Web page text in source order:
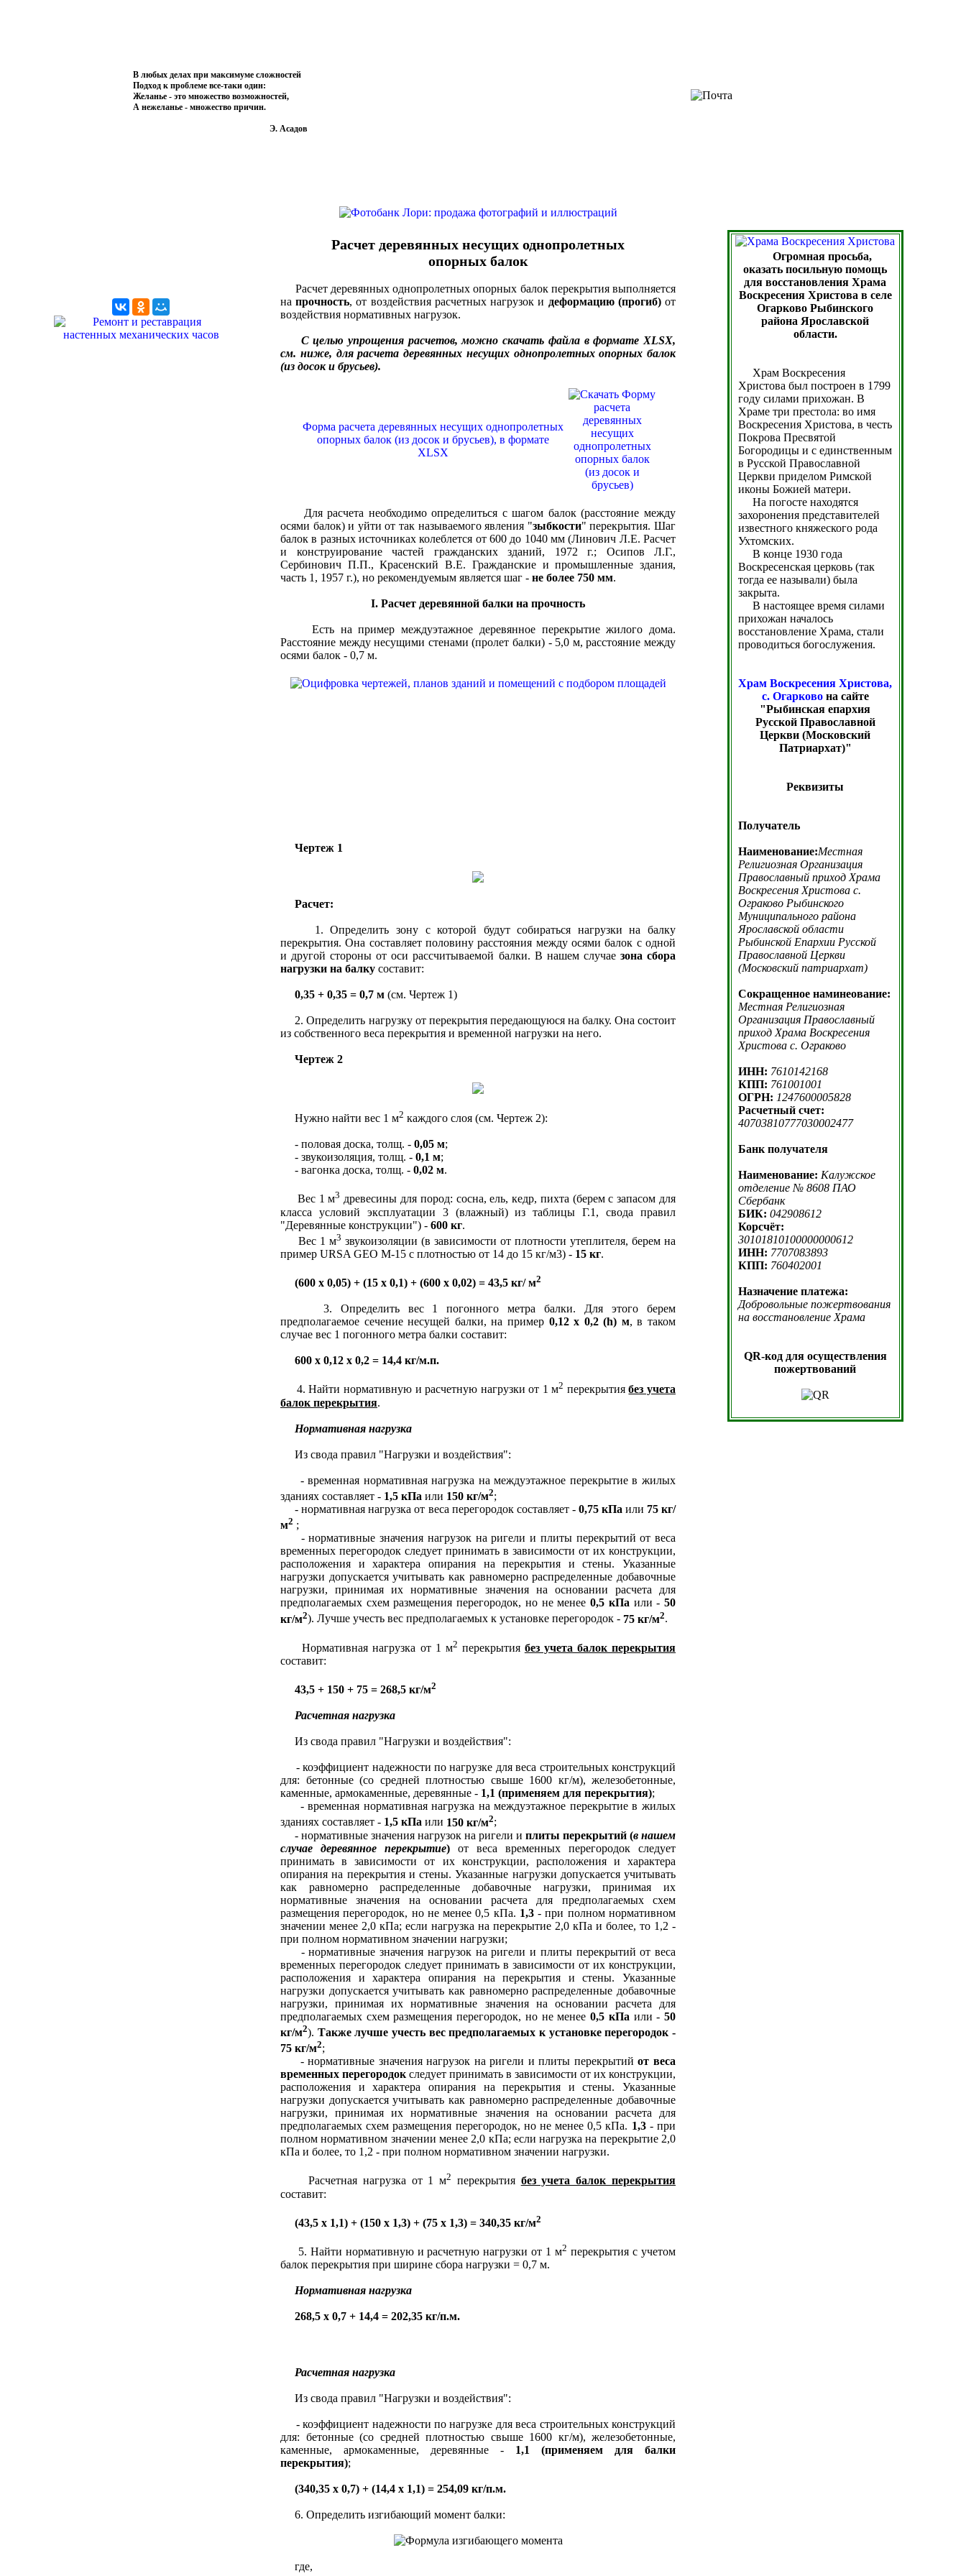
В любых делах при максимуме сложностей
Подход к проблеме все-таки один:
Желанье - это множество возможностей,
А нежеланье - множество причин.
Э. Асадов
Расчет деревянных несущих однопролетных
опорных балок
Расчет деревянных однопролетных опорных балок перекрытия выполняется
напрочность, от воздействия расчетных нагрузок и деформацию (прогиб)от
воздействия нормативных нагрузок.
С целью упрощения расчетов, можно скачать файла в формате XLSX,
см. ниже, для расчета деревянных несущих однопролетных опорных балок
(из досок и брусьев).
Форма расчета деревянных несущих однопролетных
опорных балок (из досок и брусьев), в формате
XLSX
Для расчета необходимо определиться с шагом балок (расстояние между
осями балок) и уйти от так называемого явления "зыбкости" перекрытия. Шаг
балок в разных источниках колеблется от 600 до 1040 мм (Линович Л.Е. Расчет
и конструирование частей гражданских зданий, 1972 г.; Осипов Л.Г.,
Сербинович П.П., Красенский В.Е. Гражданские и промышленные здания,
часть 1, 1957 г.), но рекомендуемым является шаг - не более 750 мм.
I. Расчет деревянной балки на прочность
Есть на пример междуэтажное деревянное перекрытие жилого дома.
Расстояние между несущими стенами (пролет балки) - 5,0 м, расстояние между
осями балок - 0,7 м.
Чертеж 1
Расчет:
1. Определить зону с которой будут собираться нагрузки на балку
перекрытия. Она составляет половину расстояния между осями балок с одной
и другой стороны от оси рассчитываемой балки. В нашем случае зона сбора
нагрузки на балку составит:
0,35 + 0,35 = 0,7 м (см. Чертеж 1)
2. Определить нагрузку от перекрытия передающуюся на балку. Она состоит
из собственного веса перекрытия и временной нагрузки на него.
Чертеж 2
Нужно найти вес 1 м2 каждого слоя (см. Чертеж 2):
- половая доска, толщ. - 0,05 м;
- звукоизоляция, толщ. - 0,1 м;
- вагонка доска, толщ. - 0,02 м.
Вес 1 м3 древесины для пород: сосна, ель, кедр, пихта (берем с запасом для
класса условий эксплуатации 3 (влажный) из таблицы Г.1, свода правил
"Деревянные конструкции") - 600 кг.
Вес 1 м3 звукоизоляции (в зависимости от плотности утеплителя, берем на
пример URSA GEO M-15 с плотностью от 14 до 15 кг/м3) - 15 кг.
(600 х 0,05) + (15 х 0,1) + (600 х 0,02) = 43,5 кг/ м2
3. Определить вес 1 погонного метра балки. Для этого берем
предполагаемое сечение несущей балки, на пример 0,12 х 0,2 (h) м, в таком
случае вес 1 погонного метра балки составит:
600 х 0,12 х 0,2 = 14,4 кг/м.п.
4. Найти нормативную и расчетную нагрузки от 1 м2 перекрытиябез учета
балок перекрытия.
Нормативная нагрузка
Из свода правил "Нагрузки и воздействия":
- временная нормативная нагрузка на междуэтажное перекрытие в жилых
зданиях составляет - 1,5 кПа или 150 кг/м2;
- нормативная нагрузка от веса перегородок составляет - 0,75 кПа или 75 кг/
м2 ;
- нормативные значения нагрузок на ригели и плиты перекрытий от веса
временных перегородок следует принимать в зависимости от их конструкции,
расположения и характера опирания на перекрытия и стены. Указанные
нагрузки допускается учитывать как равномерно распределенные добавочные
нагрузки, принимая их нормативные значения на основании расчета для
предполагаемых схем размещения перегородок, но не менее0,5 кПа или -50
кг/м2). Лучше учесть вес предполагаемых к установке перегородок - 75 кг/м2.
Нормативная нагрузка от 1 м2 перекрытия без учета балок перекрытия
составит:
43,5 + 150 + 75 = 268,5 кг/м2
Расчетная нагрузка
Из свода правил "Нагрузки и воздействия":
- коэффициент надежности по нагрузке для веса строительных конструкций
для: бетонные (со средней плотностью свыше 1600 кг/м), железобетонные,
каменные, армокаменные, деревянные - 1,1 (применяем для перекрытия);
- временная нормативная нагрузка на междуэтажное перекрытие в жилых
зданиях составляет - 1,5 кПа или 150 кг/м2;
- нормативные значения нагрузок на ригели и плиты перекрытий (в нашем
случае деревянное перекрытие) от веса временных перегородок следует
принимать в зависимости от их конструкции, расположения и характера
опирания на перекрытия и стены. Указанные нагрузки допускается учитывать
как равномерно распределенные добавочные нагрузки, принимая их
нормативные значения на основании расчета для предполагаемых схем
размещения перегородок, но не менее 0,5 кПа. 1,3- при полном нормативном
значении менее 2,0 кПа; если нагрузка на перекрытие 2,0 кПа и более, то 1,2 -
при полном нормативном значении нагрузки;
- нормативные значения нагрузок на ригели и плиты перекрытий от веса
временных перегородок следует принимать в зависимости от их конструкции,
расположения и характера опирания на перекрытия и стены. Указанные
нагрузки допускается учитывать как равномерно распределенные добавочные
нагрузки, принимая их нормативные значения на основании расчета для
предполагаемых схем размещения перегородок, но не менее0,5 кПа или -50
кг/м2). Также лучше учесть вес предполагаемых к установке перегородок -
75 кг/м2;
- нормативные значения нагрузок на ригели и плиты перекрытийот веса
временных перегородок следует принимать в зависимости от их конструкции,
расположения и характера опирания на перекрытия и стены. Указанные
нагрузки допускается учитывать как равномерно распределенные добавочные
нагрузки, принимая их нормативные значения на основании расчета для
предполагаемых схем размещения перегородок, но не менее 0,5 кПа. 1,3- при
полном нормативном значении менее 2,0 кПа; если нагрузка на перекрытие 2,0
кПа и более, то 1,2 - при полном нормативном значении нагрузки.
Расчетная нагрузка от 1 м2 перекрытия без учета балок перекрытия
составит:
(43,5 х 1,1) + (150 х 1,3) + (75 х 1,3) = 340,35 кг/м2
5. Найти нормативную и расчетную нагрузки от 1 м2 перекрытия с учетом
балок перекрытия при ширине сбора нагрузки = 0,7 м.
Нормативная нагрузка
268,5 х 0,7 + 14,4 = 202,35 кг/п.м.
Расчетная нагрузка
Из свода правил "Нагрузки и воздействия":
- коэффициент надежности по нагрузке для веса строительных конструкций
для: бетонные (со средней плотностью свыше 1600 кг/м), железобетонные,
каменные, армокаменные, деревянные - 1,1 (применяем для балки
перекрытия);
(340,35 х 0,7) + (14,4 х 1,1) = 254,09 кг/п.м.
6. Определить изгибающий момент балки:
где,
Огромная просьба,
оказать посильную помощь
для восстановления Храма
Воскресения Христова в селе
Огарково Рыбинского
района Ярославской
области.
Храм Воскресения
Христова был построен в 1799
году силами прихожан. В
Храме три престола: во имя
Воскресения Христова, в честь
Покрова Пресвятой
Богородицы и с единственным
в Русской Православной
Церкви приделом Римской
иконы Божией матери.
На погосте находятся
захоронения представителей
известного княжеского рода
Ухтомских.
В конце 1930 года
Воскресенская церковь (так
тогда ее называли) была
закрыта.
В настоящее время силами
прихожан началось
восстановление Храма, стали
проводиться богослужения.
Храм Воскресения Христова,
с. Огарково на сайте
"Рыбинская епархия
Русской Православной
Церкви (Московский
Патриархат)"
Реквизиты
Получатель
Наименование:Местная
Религиозная Организация
Православный приход Храма
Воскресения Христова с.
Ограково Рыбинского
Муниципального района
Ярославской области
Рыбинской Епархии Русской
Православной Церкви
(Московский патриархат)
Сокращенное наминеование:
Местная Религиозная
Организация Православный
приход Храма Воскресения
Христова с. Ограково
ИНН: 7610142168
КПП: 761001001
ОГРН: 1247600005828
Расчетный счет:
40703810777030002477
Банк получателя
Наименование: Калужское
отделение № 8608 ПАО
Сбербанк
БИК: 042908612
Корсчёт:
30101810100000000612
ИНН: 7707083893
КПП: 760402001
Назначение платежа:
Добровольные пожертвования
на восстановление Храма
QR-код для осуществления
пожертвований